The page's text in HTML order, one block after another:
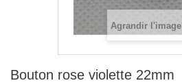
Agrandir l'image
Bouton rose violette 22mm